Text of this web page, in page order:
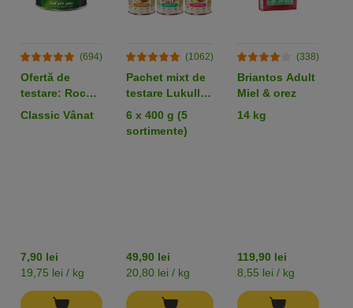
(694)
Ofertă de
testare: Rocco
Doză unică 1 x
Classic Vânat
7,90 lei
19,75 lei / kg
(1062)
Pachet mixt de
testare Lukullus
Adult Conserve
6 x 400 g (5
sortimente)
49,90 lei
20,80 lei / kg
(338)
Briantos Adult
Miel & orez
14 kg
119,90 lei
8,55 lei / kg